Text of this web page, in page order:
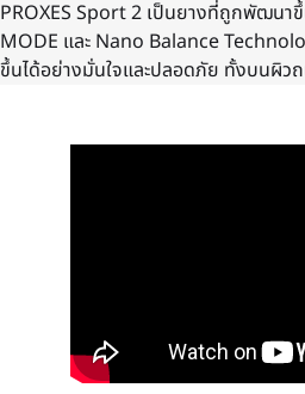
PROXES Sport 2 เป็นยางที่ถูกพัฒนา
MODE และ Nano Balance
ขึ้นได้อย่างมั่นใจและปลอดภัย ทั้งบนผิว